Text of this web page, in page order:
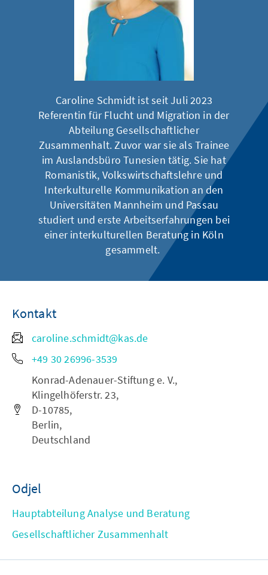
Caroline Schmidt ist seit Juli 2023
Referentin für Flucht und Migration in der
Abteilung Gesellschaftlicher
Zusammenhalt. Zuvor war sie als Trainee
im Auslandsbüro Tunesien tätig. Sie hat
Romanistik, Volkswirtschaftslehre und
Interkulturelle Kommunikation an den
Universitäten Mannheim und Passau
studiert und erste Arbeitserfahrungen bei
einer interkulturellen Beratung in Köln
gesammelt.
Kontakt
caroline.schmidt@kas.de
+49 30 26996-3539
Konrad-Adenauer-Stiftung e. V.,
Klingelhöferstr. 23,
D-10785,
Berlin,
Deutschland
Odjel
Hauptabteilung Analyse und Beratung
Gesellschaftlicher Zusammenhalt